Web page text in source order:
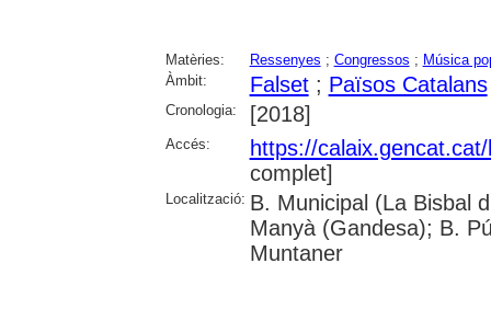
Matèries: Ressenyes ; Congressos ; Música
Àmbit:
Falset; Països Catalans
Cronologia: [2018]
Accés:
https://
complet]
Localització: B. Municipal (La Bisbal
Manyà (Gandesa); B.
Muntaner